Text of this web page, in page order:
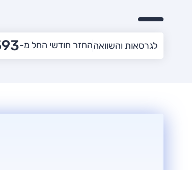
לגרסאות והשוואההחזר חודשי החל מ-